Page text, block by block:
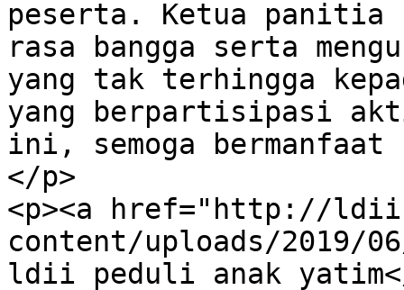
peserta. Ketua panitia
rasa bangga serta
yang tak terhingga
yang berpartisipasi
ini, semoga bermanfaat
</p>
<p><a href="http://
content/uploads/2019/06/
ldii peduli anak